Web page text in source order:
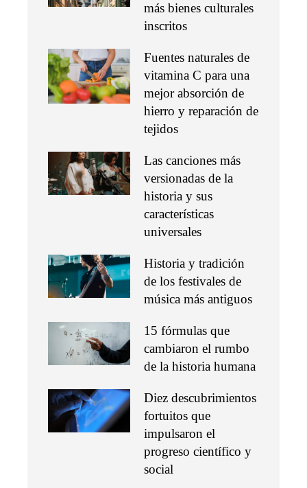
más bienes culturales
inscritos
Fuentes naturales de
vitamina C para una
mejor absorción de
hierro y reparación de
tejidos
Las canciones más
versionadas de la
historia y sus
características
universales
Historia y tradición
de los festivales de
música más antiguos
15 fórmulas que
cambiaron el rumbo
de la historia humana
Diez descubrimientos
fortuitos que
impulsaron el
progreso científico y
social